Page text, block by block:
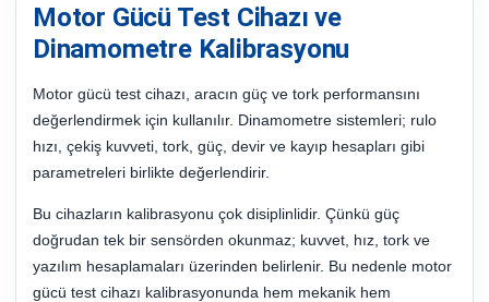
Motor Gücü Test Cihazı ve
Dinamometre Kalibrasyonu
Motor gücü test cihazı, aracın güç ve tork performansını
değerlendirmek için kullanılır. Dinamometre sistemleri; rulo
hızı, çekiş kuvveti, tork, güç, devir ve kayıp hesapları gibi
parametreleri birlikte değerlendirir.
Bu cihazların kalibrasyonu çok disiplinlidir. Çünkü güç
doğrudan tek bir sensörden okunmaz; kuvvet, hız, tork ve
yazılım hesaplamaları üzerinden belirlenir. Bu nedenle motor
gücü test cihazı kalibrasyonunda hem mekanik hem